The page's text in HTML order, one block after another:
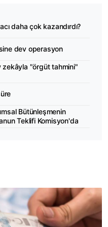
daha çok kazandırdı?
dev operasyon
zekâyla "örgüt tahmini"
Bütünleşmenin
Teklifi Komisyon'da